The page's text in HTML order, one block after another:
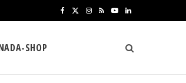
e w
I
t
R Y
T
L
n
k
SHOP